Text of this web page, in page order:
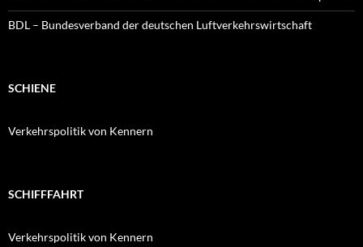
BDL – Bundesverband der deutschen Luftverkehrswirtschaft
SCHIENE
Verkehrspolitik von Kennern
SCHIFFFAHRT
Verkehrspolitik von Kennern